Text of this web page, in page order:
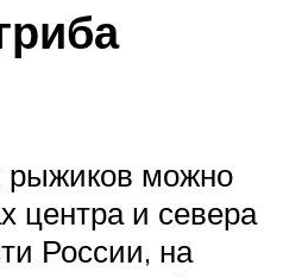
можно
центра и севера
России, на